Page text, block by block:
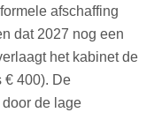
afschaffing
dat 2027 nog een
het kabinet de
€ 400). De
de lage